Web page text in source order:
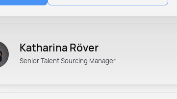
Katharina Röver
Senior Talent Sourcing Manager